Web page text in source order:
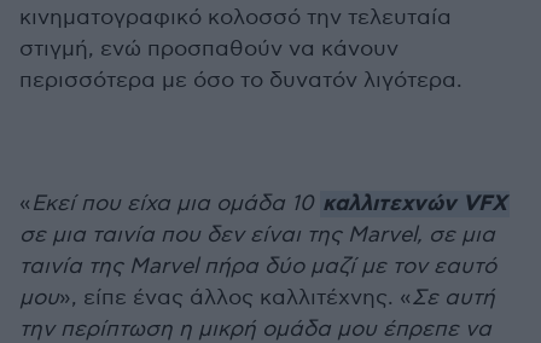
κινηματογραφικό κολοσσό την τελευταία
στιγμή, ενώ προσπαθούν να κάνουν
περισσότερα με όσο το δυνατόν λιγότερα.
«Εκεί που είχα μια ομάδα 10 καλλιτεχνών VFX
σε μια ταινία που δεν είναι της Marvel, σε μια
ταινία της Marvel πήρα δύο μαζί με τον εαυτό
μου», είπε ένας άλλος καλλιτέχνης. «Σε αυτή
την περίπτωση η μικρή ομάδα μου έπρεπε να